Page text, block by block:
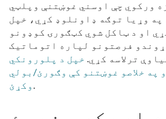
ورکوي چې اوسني غوښتنې وپلټي
په وړیا توګه ډاونلوډ کړي، خپل
او د ټاکل شوي کټګورۍ کوډونو
فرصتونو لپاره اتوماتیک
ترلاسه کړي. خپل د پلورونکي
په خلاصو غوښتنو کې وګورئ/بولي
وکړئ.